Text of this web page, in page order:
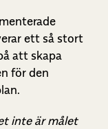
ett så stort
att skapa
för den
inte är målet